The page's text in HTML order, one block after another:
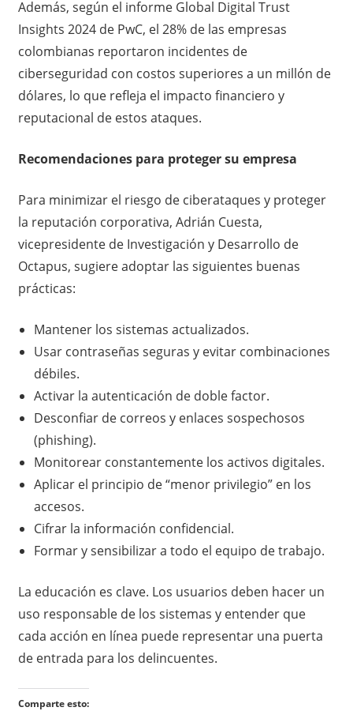
Además, según el informe Global Digital Trust
Insights 2024 de PwC, el 28% de las empresas
colombianas reportaron incidentes de
ciberseguridad con costos superiores a un millón de
dólares, lo que refleja el impacto financiero y
reputacional de estos ataques.
Recomendaciones para proteger su empresa
Para minimizar el riesgo de ciberataques y proteger
la reputación corporativa, Adrián Cuesta,
vicepresidente de Investigación y Desarrollo de
Octapus, sugiere adoptar las siguientes buenas
prácticas:
Mantener los sistemas actualizados.
Usar contraseñas seguras y evitar combinaciones
débiles.
Activar la autenticación de doble factor.
Desconfiar de correos y enlaces sospechosos
(phishing).
Monitorear constantemente los activos digitales.
Aplicar el principio de “menor privilegio” en los
accesos.
Cifrar la información confidencial.
Formar y sensibilizar a todo el equipo de trabajo.
La educación es clave. Los usuarios deben hacer un
uso responsable de los sistemas y entender que
cada acción en línea puede representar una puerta
de entrada para los delincuentes.
Comparte esto: